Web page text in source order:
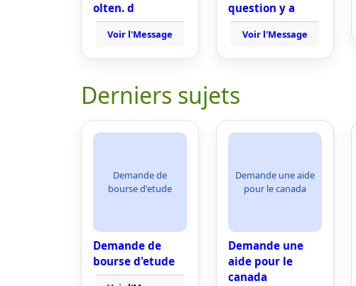
olten. d
Voir l'Message
question y a
Voir l'Message
Derniers sujets
Demande de
bourse d'etude
Demande de
bourse d'etude
Demande une aide
pour le canada
Demande une
aide pour le
canada